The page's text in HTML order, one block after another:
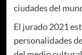
ciudades del
El jurado 2021
personalidades